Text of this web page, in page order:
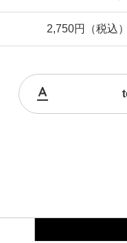
2,750円（税込）